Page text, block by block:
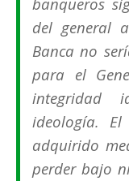
del general
Banca no
para el
integridad
ideología.
adquirido
perder bajo